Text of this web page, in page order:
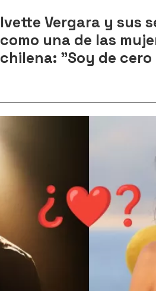
Ivette Vergara y sus
como una de las
chilena: "Soy de